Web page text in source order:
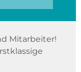
Mitarbeiter!